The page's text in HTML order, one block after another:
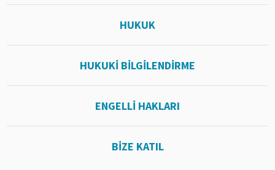
HUKUK
HUKUKİ BİLGİLENDİRME
ENGELLİ HAKLARI
BİZE KATIL